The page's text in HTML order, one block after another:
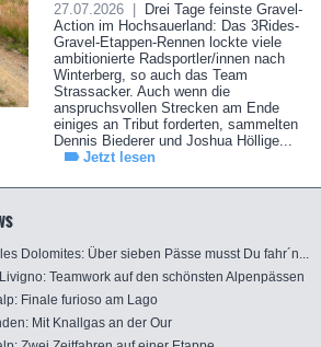
27.07.2026 |
Drei Tage feinste Gravel-
Action im Hochsauerland: Das 3Rides-
Gravel-Etappen-Rennen lockte viele
ambitionierte Radsportler/innen nach
Winterberg, so auch das Team
Strassacker. Auch wenn die
anspruchsvollen Strecken am Ende
einiges an Tribut forderten, sammelten
Dennis Biederer und Joshua Höllige...
Jetzt lesen
Dolomites: Über sieben Pässe musst Du fahr´n...
Teamwork auf den schönsten Alpenpässen
Finale furioso am Lago
Mit Knallgas an der Our